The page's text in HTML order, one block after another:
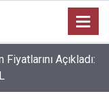
Açıkladı: